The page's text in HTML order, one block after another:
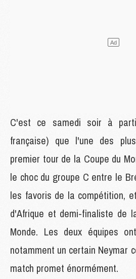
C'est ce samedi soir à
française) que l'une des
premier tour de la Coupe du
le choc du groupe C entre le
les favoris de la compétition,
d'Afrique et demi-finaliste de
Monde. Les deux équipes
notamment un certain Neymar
match promet énormément.